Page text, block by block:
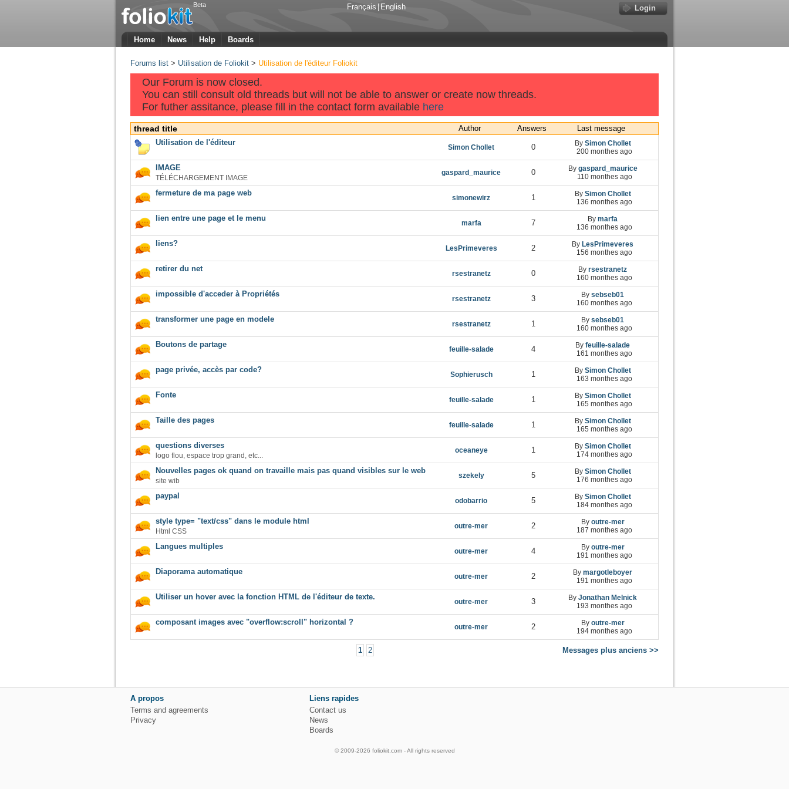
Beta Français English Login
Home News Help Boards
Forums list > Utilisation de Foliokit > Utilisation de l'éditeur Foliokit
Our Forum is now closed.
You can still consult old threads but will not be able to answer or create now threads.
For futher assitance, please fill in the contact form available here
thread title Author Answers
Last message
Utilisation de l'éditeur
Simon Chollet 0 By Simon Chollet
200 monthes ago
IMAGE
TÉLÉCHARGEMENT IMAGE
gaspard_maurice 0 By gaspard_maurice
110 monthes ago
fermeture de ma page web
simonewirz 1 By Simon Chollet
136 monthes ago
lien entre une page et le menu
marfa 7 By marfa
136 monthes ago
liens?
LesPrimeveres 2 By LesPrimeveres
156 monthes ago
retirer du net
rsestranetz 0 By rsestranetz
160 monthes ago
impossible d'acceder à Propriétés
rsestranetz 3 By sebseb01
160 monthes ago
transformer une page en modele
rsestranetz 1 By sebseb01
160 monthes ago
Boutons de partage
feuille-salade 4 By feuille-salade
161 monthes ago
page privée, accès par code?
Sophierusch 1 By Simon Chollet
163 monthes ago
Fonte
feuille-salade 1 By Simon Chollet
165 monthes ago
Taille des pages
feuille-salade 1 By Simon Chollet
165 monthes ago
questions diverses
logo flou, espace trop grand, etc...
oceaneye 1 By Simon Chollet
174 monthes ago
Nouvelles pages ok quand on travaille mais pas quand visibles sur le web
site wib
szekely 5 By Simon Chollet
176 monthes ago
paypal
odobarrio 5 By Simon Chollet
184 monthes ago
style type= "text/css" dans le module html
Html CSS
outre-mer 2 By outre-mer
187 monthes ago
Langues multiples
outre-mer 4 By outre-mer
191 monthes ago
Diaporama automatique
outre-mer 2 By margotleboyer
191 monthes ago
Utiliser un hover avec la fonction HTML de l'éditeur de texte.
outre-mer 3 By Jonathan Melnick
193 monthes ago
composant images avec "overflow:scroll" horizontal ?
outre-mer 2 By outre-mer
194 monthes ago
1 2 Messages plus anciens >>
A propos
Terms and agreements
Privacy
Liens rapides
Contact us
News
Boards
© 2009-2026 foliokit.com - All rights reserved